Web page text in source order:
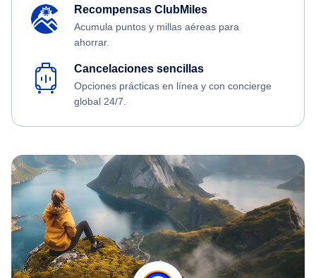
Recompensas ClubMiles
Acumula puntos y millas aéreas para
ahorrar.
Cancelaciones sencillas
Opciones prácticas en línea y con concierge
global 24/7.